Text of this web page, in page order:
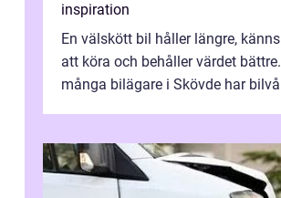
inspiration
En välskött bil håller längre,
att köra och behåller värdet
många bilägare i Skövde har